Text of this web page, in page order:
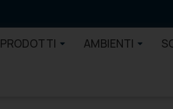
PRODOTTI AMBIENTI